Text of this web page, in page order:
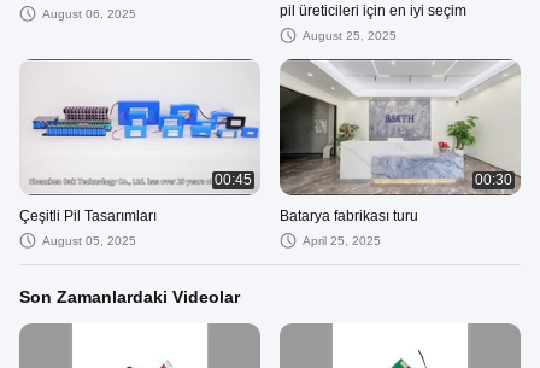
August 06, 2025
pil üreticileri için en iyi seçim
August 25, 2025
00:45
Çeşitli Pil Tasarımları
August 05, 2025
00:30
Batarya fabrikası turu
April 25, 2025
Son Zamanlardaki Videolar